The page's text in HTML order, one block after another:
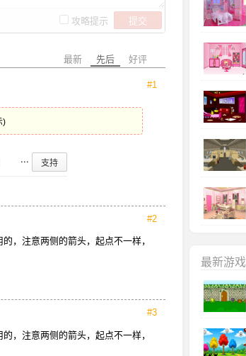
攻略提示 提交
最新 先后 好评
#1
)
... 支持
#2
，注意两侧的箭头，起点不一样，
#3
，注意两侧的箭头，起点不一样，
最新游戏